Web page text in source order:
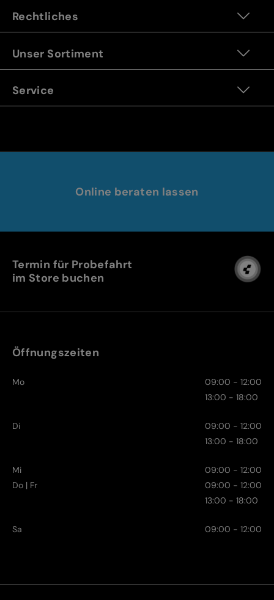
Rechtliches
Unser Sortiment
Service
Online beraten lassen
Termin für Probefahrt
im Store buchen
Öffnungszeiten
Mo
09:00 - 12:00
13:00 - 18:00
Di
09:00 - 12:00
13:00 - 18:00
Mi
09:00 - 12:00
Do | Fr
09:00 - 12:00
13:00 - 18:00
Sa 09:00 - 12:00